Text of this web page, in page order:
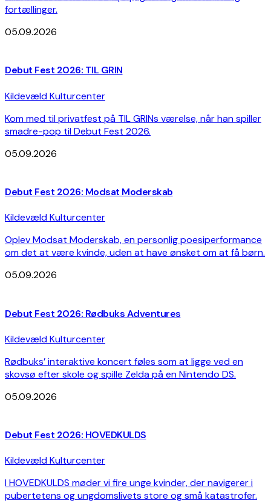
fortællinger.
05.09.2026
Debut Fest 2026: TIL GRIN
Kildevæld Kulturcenter
Kom med til privatfest på TIL GRINs værelse, når han spiller
smadre-pop til Debut Fest 2026.
05.09.2026
Debut Fest 2026: Modsat Moderskab
Kildevæld Kulturcenter
Oplev Modsat Moderskab, en personlig poesiperformance
om det at være kvinde, uden at have ønsket om at få børn.
05.09.2026
Debut Fest 2026: Rødbuks Adventures
Kildevæld Kulturcenter
Rødbuks’ interaktive koncert føles som at ligge ved en
skovsø efter skole og spille Zelda på en Nintendo DS.
05.09.2026
Debut Fest 2026: HOVEDKULDS
Kildevæld Kulturcenter
I HOVEDKULDS møder vi fire unge kvinder, der navigerer i
pubertetens og ungdomslivets store og små katastrofer.